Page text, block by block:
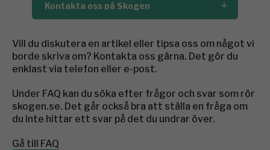
Kontakta oss på Skogen
Vill du diskutera en artikel eller tipsa oss om något vi
borde skriva om? Kontakta oss gärna. Det gör du
enklast via telefon eller e-post.
Under FAQ kan du söka efter frågor och svar som rör
skogen.se. Det går också bra att ställa en fråga om
du inte hittar ett svar på det du undrar över.
Gå till FAQ